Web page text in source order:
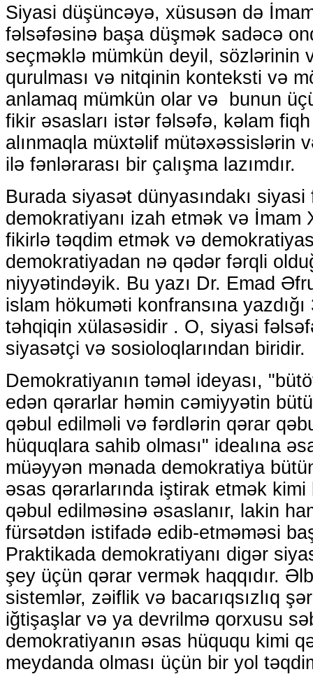
Siyasi düşüncəyə, xüsusən də
fəlsəfəsinə başa düşmək sadəcə
seçməklə mümkün deyil, sözlərinin
qurulması və nitqinin konteksti və
anlamaq mümkün olar və bunun
fikir əsasları istər fəlsəfə, kəlam
alınmaqla müxtəlif mütəxəssislərin
ilə fənlərarası bir çalışma lazımdır.
Burada siyasət dünyasındakı
demokratiyanı izah etmək və İmam
fikirlə təqdim etmək və
demokratiyadan nə qədər fərqli
niyyətindəyik. Bu yazı Dr. Emad
islam hökuməti konfransına
təhqiqin xülasəsidir . O, siyasi
siyasətçi və sosioloqlarından biridir.
Demokratiyanın təməl ideyası,
edən qərarlar həmin cəmiyyətin
qəbul edilməli və fərdlərin qərar
hüquqlara sahib olması" idealına
müəyyən mənada demokratiya
əsas qərarlarında iştirak etmək
qəbul edilməsinə əsaslanır, lakin
fürsətdən istifadə edib-etməməsi
Praktikada demokratiyanı digər
şey üçün qərar vermək haqqıdır.
sistemlər, zəiflik və bacarıqsızlıq
iğtişaşlar və ya devrilmə qorxusu
demokratiyanın əsas hüququ kimi
meydanda olması üçün bir yol